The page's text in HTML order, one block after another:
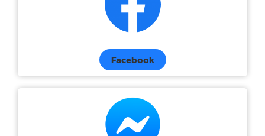
Facebook